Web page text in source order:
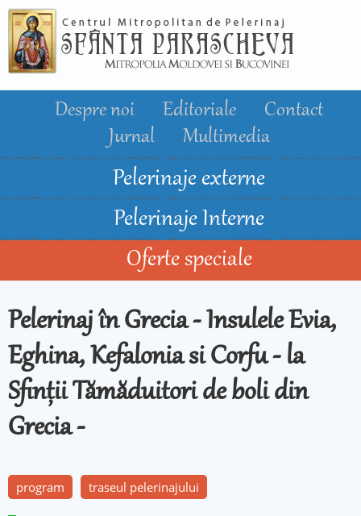
conţinutul
principal
Despre noi Editoriale
Contact
Jurnal
Multimedia
Pelerinaje externe
Pelerinaje Interne
Oferte speciale
Pelerinaj în Grecia - Insulele Evia,
Eghina, Kefalonia si Corfu - la
Sfinţii Tămăduitori de boli din
Grecia -
program traseul pelerinajului